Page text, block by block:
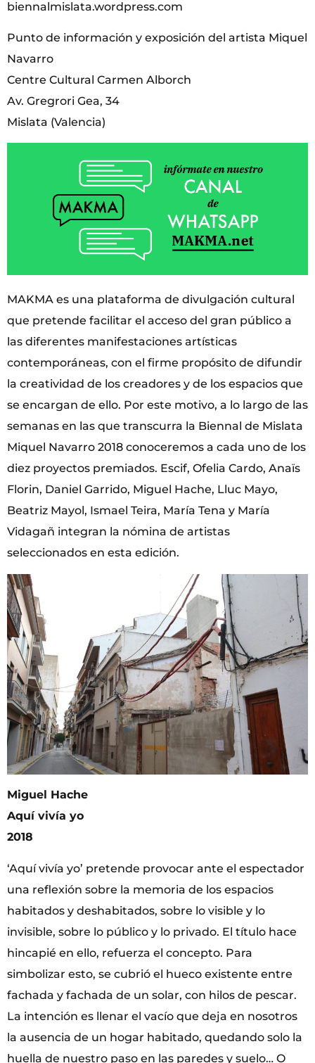
biennalmislata.wordpress.com
Punto de información y exposición del artista Miquel
Navarro
Centre Cultural Carmen Alborch
Av. Gregrori Gea, 34
Mislata (Valencia)
MAKMA es una plataforma de divulgación cultural
que pretende facilitar el acceso del gran público a
las diferentes manifestaciones artísticas
contemporáneas, con el firme propósito de difundir
la creatividad de los creadores y de los espacios que
se encargan de ello. Por este motivo, a lo largo de las
semanas en las que transcurra la Biennal de Mislata
Miquel Navarro 2018 conoceremos a cada uno de los
diez proyectos premiados. Escif, Ofelia Cardo, Anaïs
Florin, Daniel Garrido, Miguel Hache, Lluc Mayo,
Beatriz Mayol, Ismael Teira, María Tena y María
Vidagañ integran la nómina de artistas
seleccionados en esta edición.
Miguel Hache
Aquí vivía yo
2018
‘Aquí vivía yo’ pretende provocar ante el espectador
una reflexión sobre la memoria de los espacios
habitados y deshabitados, sobre lo visible y lo
invisible, sobre lo público y lo privado. El título hace
hincapié en ello, refuerza el concepto. Para
simbolizar esto, se cubrió el hueco existente entre
fachada y fachada de un solar, con hilos de pescar.
La intención es llenar el vacío que deja en nosotros
la ausencia de un hogar habitado, quedando solo la
huella de nuestro paso en las paredes y suelo… O